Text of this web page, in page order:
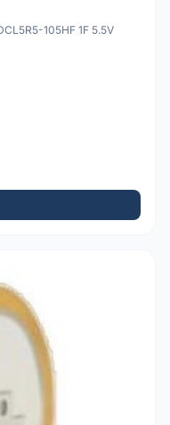
105HF 1F 5.5V